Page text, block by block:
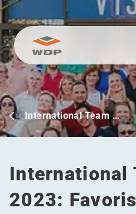
Allez au contenu
International Team …
International
2023: